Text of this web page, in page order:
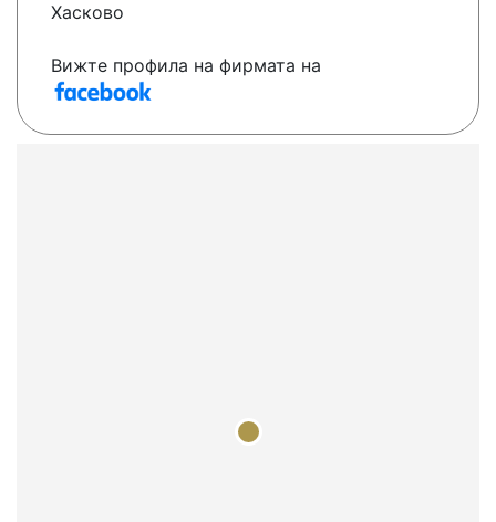
Хасково
Вижте профила на фирмата на